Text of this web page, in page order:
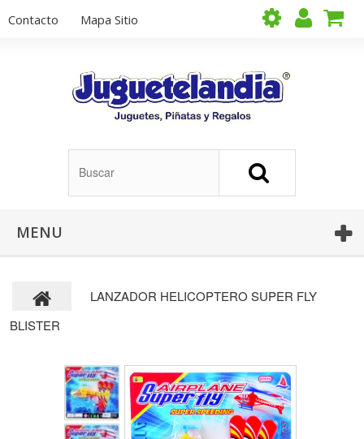
Contacto Mapa Sitio
MENU
LANZADOR HELICOPTERO SUPER FLY
BLISTER